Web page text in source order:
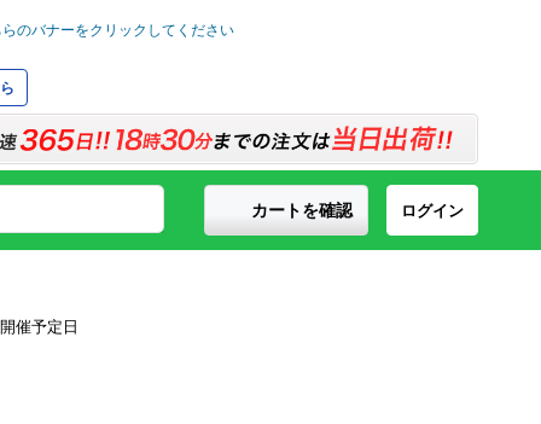
ログイン
カートを確認